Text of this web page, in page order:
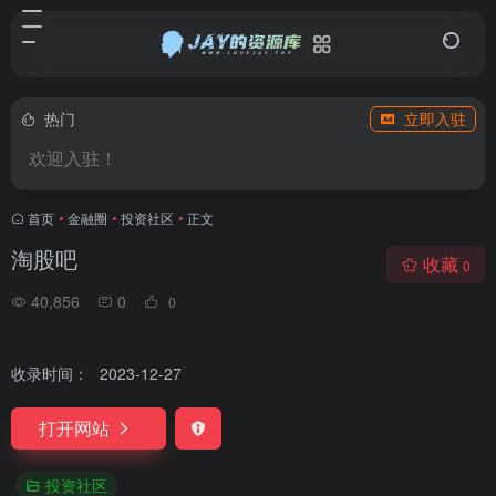
热门 立即入驻
欢迎入驻！
首页 • 金融圈 • 投资社区 • 正文
淘股吧
40,856 0 0
收藏 0
收录时间： 2023-12-27
打开网站
投资社区